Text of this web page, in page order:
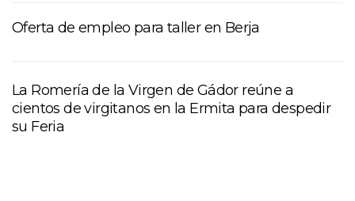
Oferta de empleo para taller en Berja
La Romería de la Virgen de Gádor reúne a
cientos de virgitanos en la Ermita para despedir
su Feria